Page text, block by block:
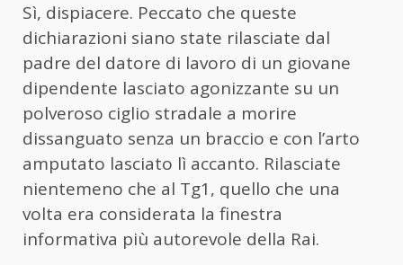
Sì, dispiacere. Peccato che queste
dichiarazioni siano state rilasciate dal
padre del datore di lavoro di un giovane
dipendente lasciato agonizzante su un
polveroso ciglio stradale a morire
dissanguato senza un braccio e con l’arto
amputato lasciato lì accanto. Rilasciate
nientemeno che al Tg1, quello che una
volta era considerata la finestra
informativa più autorevole della Rai.